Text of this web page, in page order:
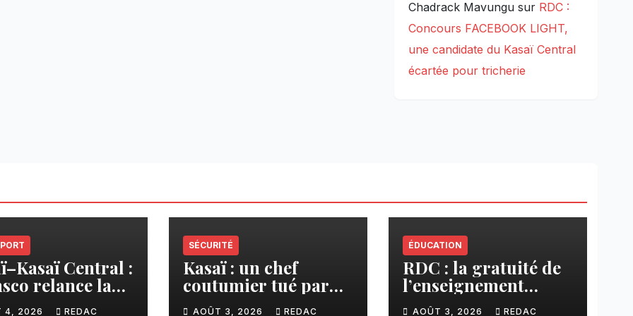
Chadrack Mavungusur RDC :
Concours FACEBOOK LIGHT,
une candidate du Kasaï Central
écartée pour tricherie
Central :
relance la
Tshikapa–
4, 2026 REDAC
SÉCURITÉ
Kasaï : un chef
coutumier tué par
balle par un policier
AOÛT 3, 2026 REDAC
ÉDUCATION
RDC : la gratuité de
l’enseignement
primaire, vision
AOÛT 3, 2026 REDAC